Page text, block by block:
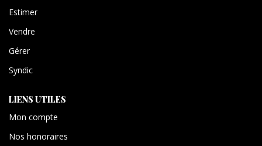
Estimer
Vendre
Gérer
Syndic
LIENS UTILES
Mon compte
Nos honoraires